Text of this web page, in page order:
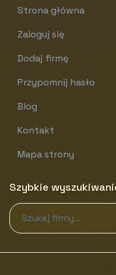
Strona główna
Zaloguj się
Dodaj firmę
Przypomnij hasło
Blog
Kontakt
Mapa strony
Szybkie